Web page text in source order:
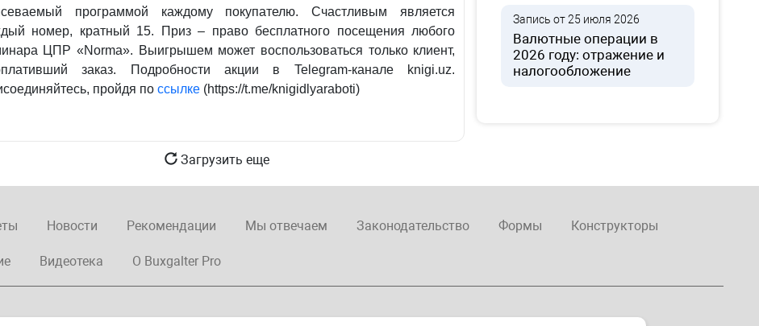
программой каждому покупателю. Счастливым является
номер, кратный 15. Приз – право бесплатного посещения любого
ЦПР «Norma». Выигрышем может воспользоваться только клиент,
заказ. Подробности акции в Telegram-канале knigi.uz.
пройдя по ссылке(https://t.me/knigidlyaraboti)
Загрузить еще
Запись от 25 июля 2026
Валютные операции в
2026 году: отражение и
налогообложение
Новости Рекомендации Мы отвечаем Законодательство Формы Конструкторы
Видеотека О Buxgalter Pro